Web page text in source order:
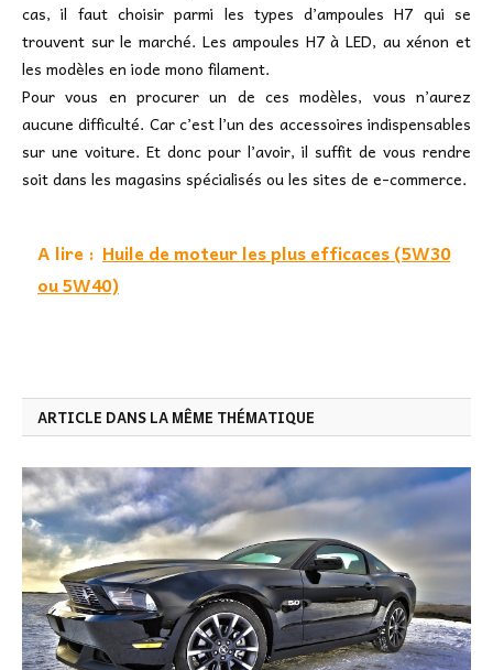
cas, il faut choisir parmi les types d’ampoules H7 qui se
trouvent sur le marché. Les ampoules H7 à LED, au xénon et
les modèles en iode mono filament.
Pour vous en procurer un de ces modèles, vous n’aurez
aucune difficulté. Car c’est l’un des accessoires indispensables
sur une voiture. Et donc pour l’avoir, il suffit de vous rendre
soit dans les magasins spécialisés ou les sites de e-commerce.
A lire : Huile de moteur les plus efficaces (5W30
ou 5W40)
ARTICLE DANS LA MÊME THÉMATIQUE